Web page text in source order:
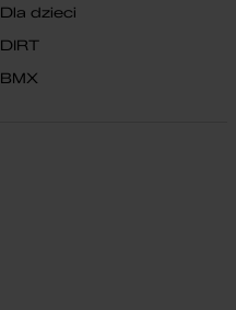
Dla dzieci
DIRT
BMX